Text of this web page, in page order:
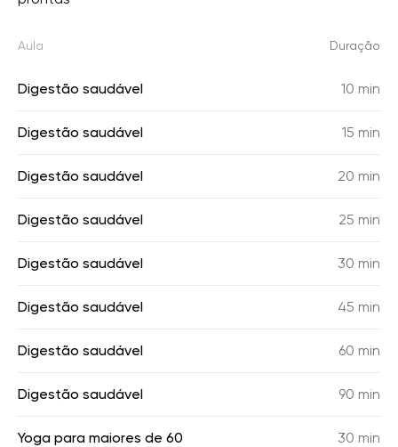
Aula Duração
Digestão saudável 10 min
Digestão saudável 15 min
Digestão saudável 20 min
Digestão saudável 25 min
Digestão saudável 30 min
Digestão saudável 45 min
Digestão saudável 60 min
Digestão saudável 90 min
Yoga para maiores de 60
30 min